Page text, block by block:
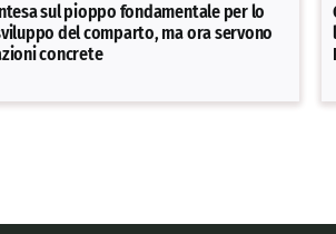
sul pioppo fondamentale per lo
del comparto, ma ora servono
concrete